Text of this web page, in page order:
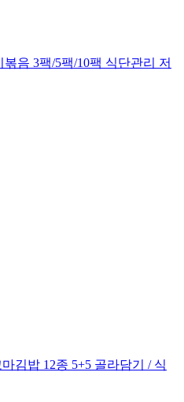
음 3팩/5팩/10팩 식단관리 저
김밥 12종 5+5 골라담기 / 식